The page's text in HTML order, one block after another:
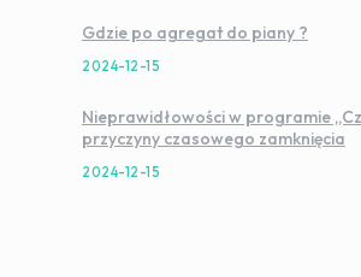
Gdzie po agregat do piany ?
2024-12-15
Nieprawidłowości w programie
przyczyny czasowego zamknięcia
2024-12-15